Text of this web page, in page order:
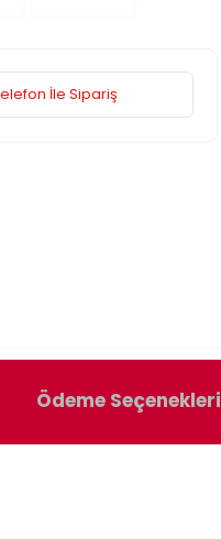
İle Sipariş
Ödeme Seçenekleri